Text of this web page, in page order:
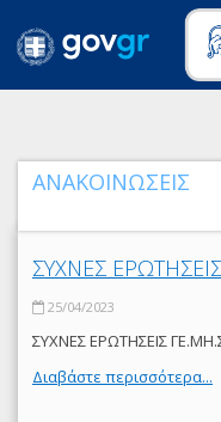
ΑΝΑΚΟΙΝΩΣΕΙΣ
ΣΥΧΝΕΣ
25/04/2023
ΣΥΧΝΕΣ ΕΡΩΤΗΣΕΙΣ
Διαβάστε περισσότερα...